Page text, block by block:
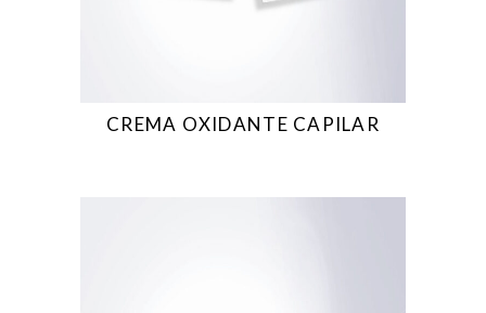
CREMA OXIDANTE CAPILAR